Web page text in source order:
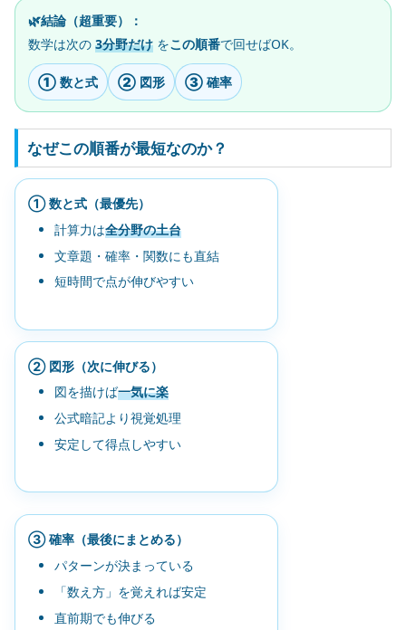
🌿結論（超重要）：
数学は次の 3分野だけ をこの順番で回せばOK。
① 数と式 ② 図形 ③ 確率
なぜこの順番が最短なのか？
① 数と式（最優先）
計算力は全分野の土台
文章題・確率・関数にも直結
短時間で点が伸びやすい
② 図形（次に伸びる）
図を描けば一気に楽
公式暗記より視覚処理
安定して得点しやすい
③ 確率（最後にまとめる）
パターンが決まっている
「数え方」を覚えれば安定
直前期でも伸びる